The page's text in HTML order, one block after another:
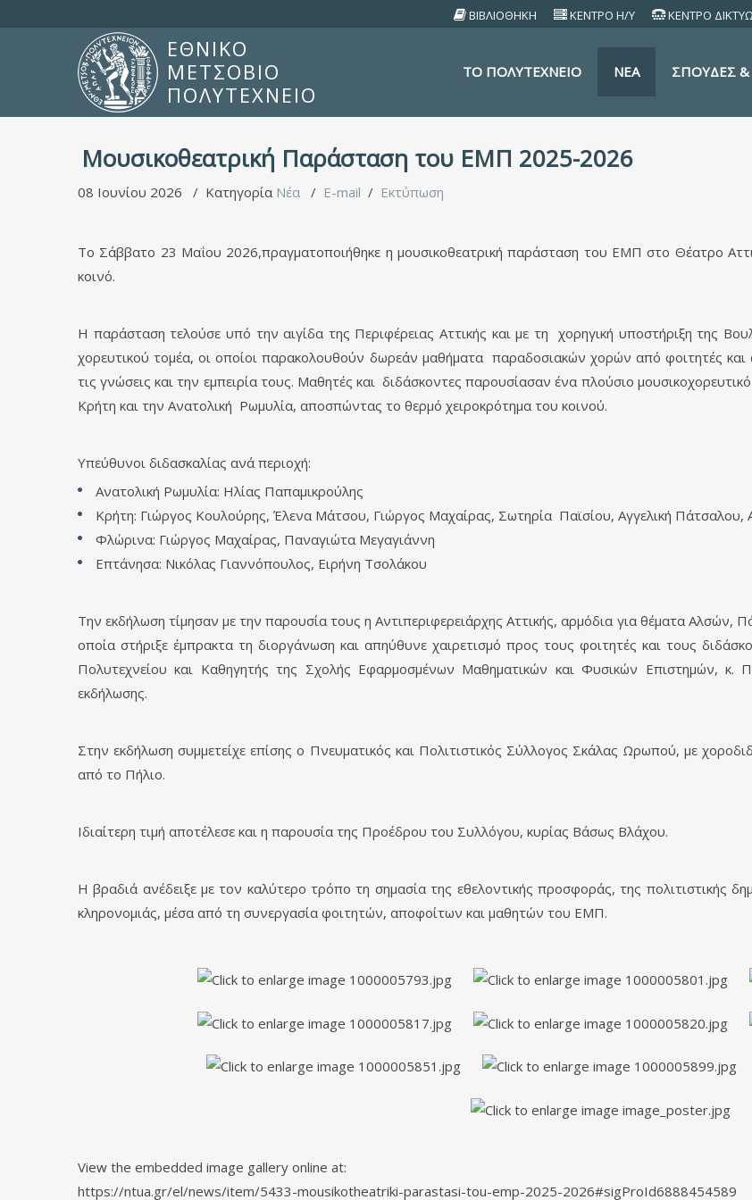
ΒΙΒΛΙΟΘΗΚΗ ΚΕΝΤΡΟ Η/Υ ΚΕΝΤΡΟ
ΕΘΝΙΚΟ
ΜΕΤΣΟΒΙΟ
ΠΟΛΥΤΕΧΝΕΙΟ
TO ΠΟΛΥΤΕΧΝΕΙΟ ΝΕΑ ΣΠΟΥΔΕΣ &
Μουσικοθεατρική Παράσταση του ΕΜΠ 2025-2026
08 Ιουνίου 2026 Κατηγορία Νέα E-mail Εκτύπωση
Το Σάββατο 23 Μαΐου 2026,πραγματοποιήθηκε η μουσικοθεατρική παράσταση του ΕΜΠ στο Θέατρο
κοινό.
Η παράσταση τελούσε υπό την αιγίδα της Περιφέρειας Αττικής και με τη χορηγική υποστήριξη της
χορευτικού τομέα, οι οποίοι παρακολουθούν δωρεάν μαθήματα παραδοσιακών χορών από φοιτητές
τις γνώσεις και την εμπειρία τους. Μαθητές και διδάσκοντες παρουσίασαν ένα πλούσιο
Κρήτη και την Ανατολική Ρωμυλία, αποσπώντας το θερμό χειροκρότημα του κοινού.
Υπεύθυνοι διδασκαλίας ανά περιοχή:
Ανατολική Ρωμυλία: Ηλίας Παπαμικρούλης
Κρήτη: Γιώργος Κουλούρης, Έλενα Μάτσου, Γιώργος Μαχαίρας, Σωτηρία Παϊσίου, Αγγελική
Φλώρινα: Γιώργος Μαχαίρας, Παναγιώτα Μεγαγιάννη
Επτάνησα: Νικόλας Γιαννόπουλος, Ειρήνη Τσολάκου
Την εκδήλωση τίμησαν με την παρουσία τους η Αντιπεριφερειάρχης Αττικής, αρμόδια για θέματα
οποία στήριξε έμπρακτα τη διοργάνωση και απηύθυνε χαιρετισμό προς τους φοιτητές και τους
Πολυτεχνείου και Καθηγητής της Σχολής Εφαρμοσμένων Μαθηματικών και Φυσικών Επιστημών, κ.
εκδήλωσης.
Στην εκδήλωση συμμετείχε επίσης ο Πνευματικός και Πολιτιστικός Σύλλογος Σκάλας Ωρωπού, με
από το Πήλιο.
Ιδιαίτερη τιμή αποτέλεσε και η παρουσία της Προέδρου του Συλλόγου, κυρίας Βάσως Βλάχου.
Η βραδιά ανέδειξε με τον καλύτερο τρόπο τη σημασία της εθελοντικής προσφοράς, της πολιτιστικής
κληρονομιάς, μέσα από τη συνεργασία φοιτητών, αποφοίτων και μαθητών του ΕΜΠ.
View the embedded image gallery online at:
https://ntua.gr/el/news/item/5433-mousikotheatriki-parastasi-tou-emp-2025-2026#sigProId6888454589